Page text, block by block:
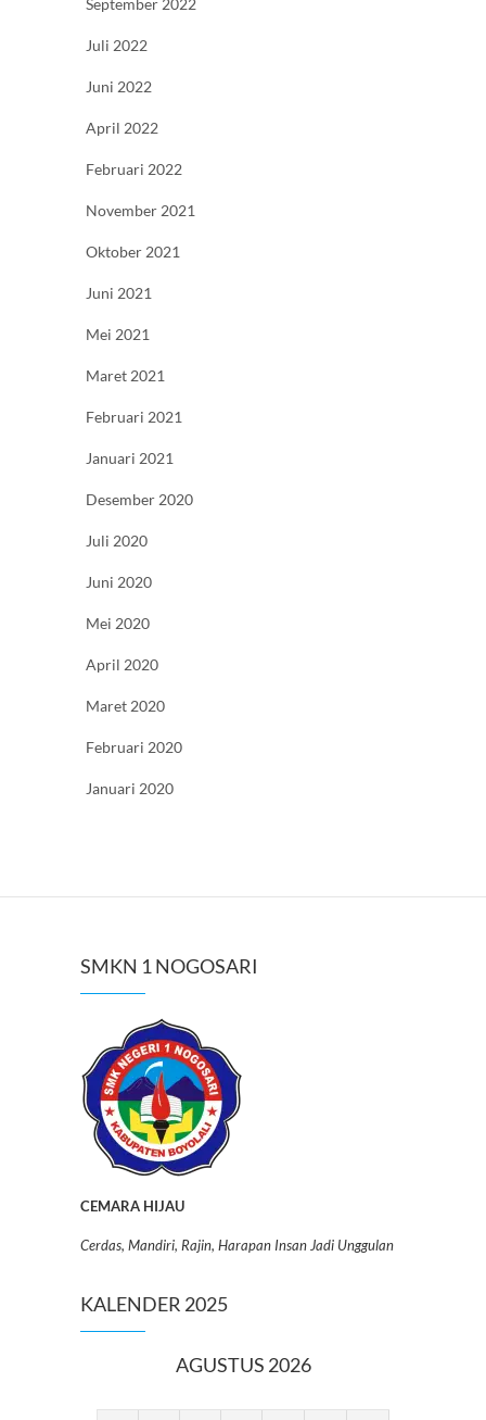
September 2022
Juli 2022
Juni 2022
April 2022
Februari 2022
November 2021
Oktober 2021
Juni 2021
Mei 2021
Maret 2021
Februari 2021
Januari 2021
Desember 2020
Juli 2020
Juni 2020
Mei 2020
April 2020
Maret 2020
Februari 2020
Januari 2020
SMKN 1 NOGOSARI
CEMARA HIJAU
Cerdas, Mandiri, Rajin, Harapan Insan Jadi Unggulan
KALENDER 2025
AGUSTUS 2026